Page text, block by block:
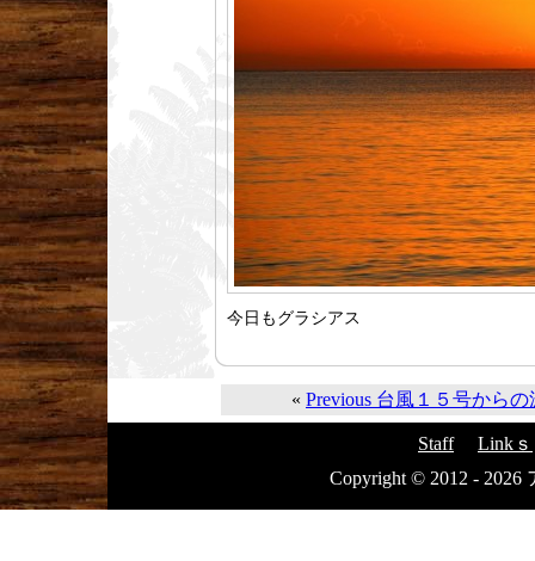
今日もグラシアス
« Previous 台風１５号からの
Staff
Linkｓ
Copyright © 2012 - 2026